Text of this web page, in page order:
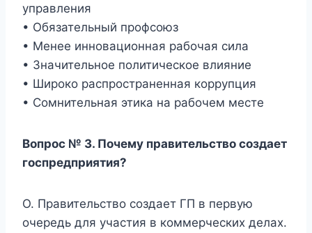
управления
• Обязательный профсоюз
• Менее инновационная рабочая сила
• Значительное политическое влияние
• Широко распространенная коррупция
• Сомнительная этика на рабочем месте
Вопрос № 3. Почему правительство создает
госпредприятия?
О. Правительство создает ГП в первую
очередь для участия в коммерческих делах.